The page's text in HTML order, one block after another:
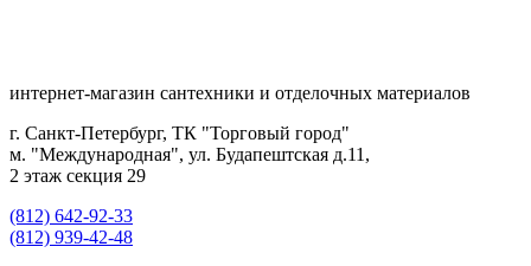
интернет-магазин сантехники и отделочных материалов
г. Санкт-Петербург, ТК "Торговый город"
м. "Международная", ул. Будапештская д.11,
2 этаж секция 29
(812) 642-92-33
(812) 939-42-48